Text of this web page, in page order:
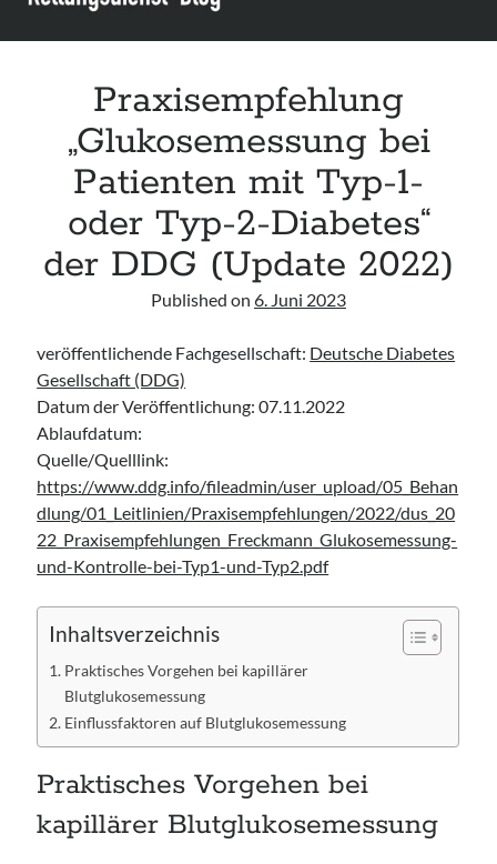
Leitlinie „Bauchschmerz bei Kindern und Jugendlichen – Bildgebende
Leitlinie „Kopfschmerzen bei Kindern und Jugendlichen – Bildgebende
Diagnostik“ der GPR
Praxisempfehlung
„Glukosemessung bei
Patienten mit Typ-1-
oder Typ-2-Diabetes“
der DDG (Update 2022)
Published on 6. Juni 2023
veröffentlichende Fachgesellschaft: Deutsche Diabetes
Gesellschaft (DDG)
Datum der Veröffentlichung: 07.11.2022
Ablaufdatum:
Quelle/Quelllink:
https://www.ddg.info/fileadmin/user_upload/05_Behan
dlung/01_Leitlinien/Praxisempfehlungen/2022/dus_20
22_Praxisempfehlungen_Freckmann_Glukosemessung-
und-Kontrolle-bei-Typ1-und-Typ2.pdf
Inhaltsverzeichnis
Praktisches Vorgehen bei kapillärer
Blutglukosemessung
Einflussfaktoren auf Blutglukosemessung
Praktisches Vorgehen bei
kapillärer Blutglukosemessung